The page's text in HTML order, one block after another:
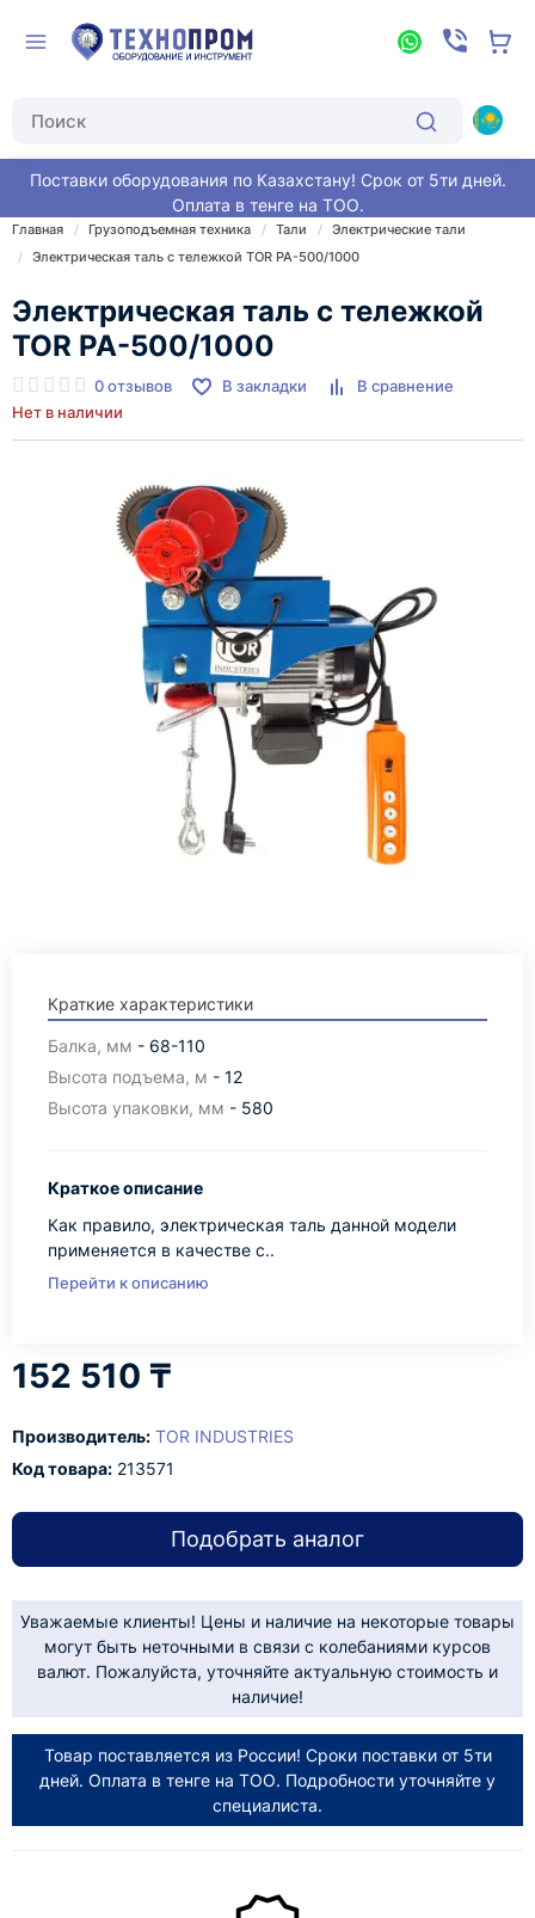
Поставки оборудования по Казахстану! Срок от 5ти дней.
Оплата в тенге на ТОО.
Главная Грузоподъемная техника Тали
Электрические тали
Электрическая таль с тележкой TOR PA-500/1000
Электрическая таль с тележкой
TOR PA-500/1000
0 отзывов В закладки
В сравнение
Нет в наличии
Краткие характеристики
Балка, мм - 68-110
Высота подъема, м - 12
Высота упаковки, мм - 580
Краткое описание
Как правило, электрическая таль данной модели
применяется в качестве с..
Перейти к описанию
152 510 ₸
Производитель: TOR INDUSTRIES
Код товара: 213571
Подобрать аналог
Уважаемые клиенты! Цены и наличие на некоторые товары
могут быть неточными в связи с колебаниями курсов
валют. Пожалуйста, уточняйте актуальную стоимость и
наличие!
Товар поставляется из России! Сроки поставки от 5ти
дней. Оплата в тенге на ТОО. Подробности уточняйте у
специалиста.